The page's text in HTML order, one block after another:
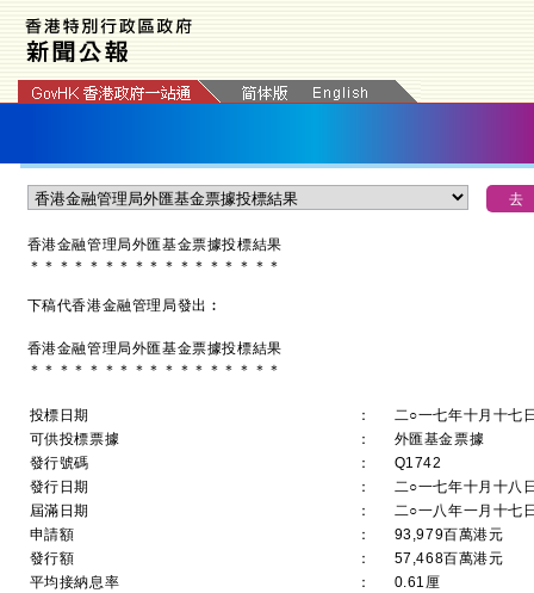
香港金融管理局外匯基金票據投標結果
＊ ＊ ＊ ＊ ＊ ＊ ＊ ＊ ＊ ＊ ＊ ＊ ＊ ＊ ＊ ＊ ＊
下稿代香港金融管理局發出︰
香港金融管理局外匯基金票據投標結果
＊＊＊＊＊＊＊＊＊＊＊＊＊＊＊＊＊
投標日期 ：
二○一七年十月十七
可供投標票據
：
外匯基金票據
發行號碼
：
Q1742
發行日期
：
二○一七年十月十八
屆滿日期
：
二○一八年一月十七
申請額
：
93,979百萬港元
發行額
：
57,468百萬港元
平均接納息率
：
0.61厘